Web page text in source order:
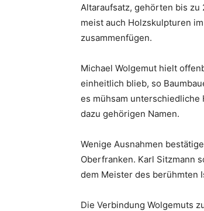
Altaraufsatz, gehörten bis zu
meist auch Holzskulpturen
zusammenfügen.
Michael Wolgemut hielt
einheitlich blieb, so
es mühsam
dazu gehörigen Namen.
Wenige Ausnahmen
Oberfranken. Karl Sitzmann
dem Meister des berühmten
Die Verbindung Wolgemuts